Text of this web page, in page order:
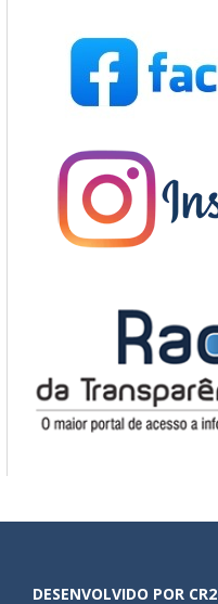
DESENVOLVIDO POR CR2